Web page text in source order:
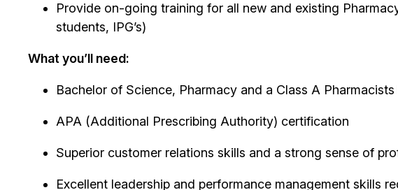
Provide on-going training for all new and existing
students, IPG’s)
What you’ll need:
Bachelor of Science, Pharmacy and a Class A
APA (Additional Prescribing Authority) certification
Superior customer relations skills and a strong sense of
Excellent leadership and performance management skills